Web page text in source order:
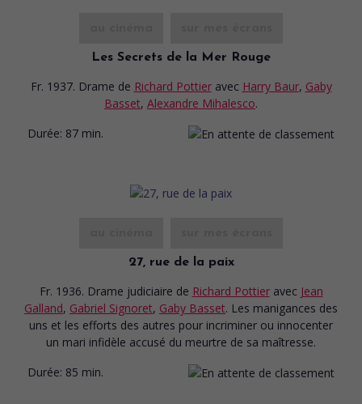
Les Secrets de la Mer Rouge
Fr. 1937. Drame de Richard Pottier avec Harry Baur, Gaby
Basset, Alexandre Mihalesco.
Durée: 87 min.
27, rue de la paix
Fr. 1936. Drame judiciaire de Richard Pottier avec Jean
Galland, Gabriel Signoret, Gaby Basset. Les manigances des
uns et les efforts des autres pour incriminer ou innocenter
un mari infidèle accusé du meurtre de sa maîtresse.
Durée: 85 min.